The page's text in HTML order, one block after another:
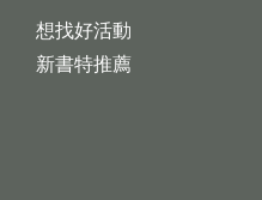
想找好活動
新書特推薦